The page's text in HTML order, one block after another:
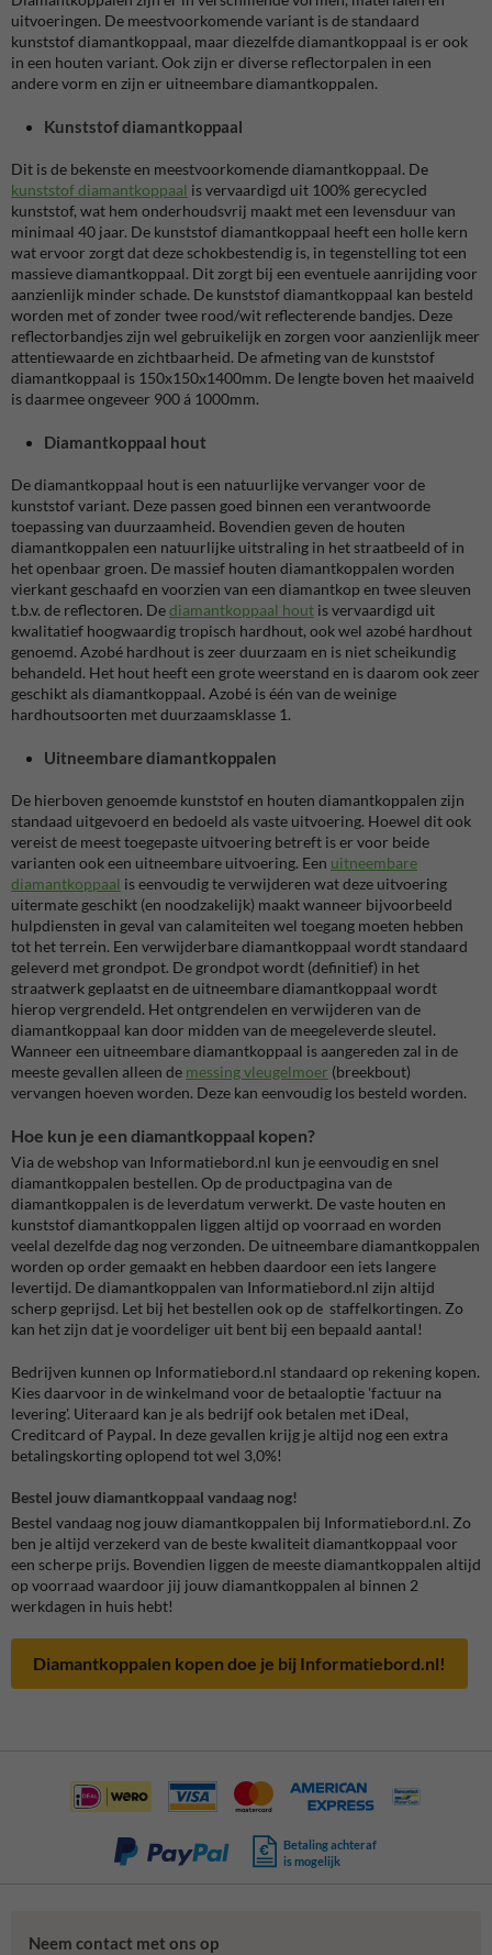
uitvoeringen. De meestvoorkomende variant is de standaard
kunststof diamantkoppaal, maar diezelfde diamantkoppaal is er ook
in een houten variant. Ook zijn er diverse reflectorpalen in een
andere vorm en zijn er uitneembare diamantkoppalen.
Kunststof diamantkoppaal
Dit is de bekenste en meestvoorkomende diamantkoppaal. De
kunststof diamantkoppaal is vervaardigd uit 100% gerecycled
kunststof, wat hem onderhoudsvrij maakt met een levensduur van
minimaal 40 jaar. De kunststof diamantkoppaal heeft een holle kern
wat ervoor zorgt dat deze schokbestendig is, in tegenstelling tot een
massieve diamantkoppaal. Dit zorgt bij een eventuele aanrijding voor
aanzienlijk minder schade. De kunststof diamantkoppaal kan besteld
worden met of zonder twee rood/wit reflecterende bandjes. Deze
reflectorbandjes zijn wel gebruikelijk en zorgen voor aanzienlijk meer
attentiewaarde en zichtbaarheid. De afmeting van de kunststof
diamantkoppaal is 150x150x1400mm. De lengte boven het maaiveld
is daarmee ongeveer 900 á 1000mm.
Diamantkoppaal hout
De diamantkoppaal hout is een natuurlijke vervanger voor de
kunststof variant. Deze passen goed binnen een verantwoorde
toepassing van duurzaamheid. Bovendien geven de houten
diamantkoppalen een natuurlijke uitstraling in het straatbeeld of in
het openbaar groen. De massief houten diamantkoppalen worden
vierkant geschaafd en voorzien van een diamantkop en twee sleuven
t.b.v. de reflectoren. Dediamantkoppaal hout is vervaardigd uit
kwalitatief hoogwaardig tropisch hardhout, ook wel azobé hardhout
genoemd. Azobé hardhout is zeer duurzaam en is niet scheikundig
behandeld. Het hout heeft een grote weerstand en is daarom ook zeer
geschikt als diamantkoppaal. Azobé is één van de weinige
hardhoutsoorten met duurzaamsklasse 1.
Uitneembare diamantkoppalen
De hierboven genoemde kunststof en houten diamantkoppalen zijn
standaad uitgevoerd en bedoeld als vaste uitvoering. Hoewel dit ook
vereist de meest toegepaste uitvoering betreft is er voor beide
varianten ook een uitneembare uitvoering. Een uitneembare
diamantkoppaal is eenvoudig te verwijderen wat deze uitvoering
uitermate geschikt (en noodzakelijk) maakt wanneer bijvoorbeeld
hulpdiensten in geval van calamiteiten wel toegang moeten hebben
tot het terrein. Een verwijderbare diamantkoppaal wordt standaard
geleverd met grondpot. De grondpot wordt (definitief) in het
straatwerk geplaatst en de uitneembare diamantkoppaal wordt
hierop vergrendeld. Het ontgrendelen en verwijderen van de
diamantkoppaal kan door midden van de meegeleverde sleutel.
Wanneer een uitneembare diamantkoppaal is aangereden zal in de
meeste gevallen alleen de messing vleugelmoer (breekbout)
vervangen hoeven worden. Deze kan eenvoudig los besteld worden.
Hoe kun je een diamantkoppaal kopen?
Via de webshop van Informatiebord.nl kun je eenvoudig en snel
diamantkoppalen bestellen. Op de productpagina van de
diamantkoppalen is de leverdatum verwerkt. De vaste houten en
kunststof diamantkoppalen liggen altijd op voorraad en worden
veelal dezelfde dag nog verzonden. De uitneembare diamantkoppalen
worden op order gemaakt en hebben daardoor een iets langere
levertijd. De diamantkoppalen van Informatiebord.nl zijn altijd
scherp geprijsd. Let bij het bestellen ook op de staffelkortingen. Zo
kan het zijn dat je voordeliger uit bent bij een bepaald aantal!
Bedrijven kunnen op Informatiebord.nl standaard op rekening kopen.
Kies daarvoor in de winkelmand voor de betaaloptie 'factuur na
levering'. Uiteraard kan je als bedrijf ook betalen met iDeal,
Creditcard of Paypal. In deze gevallen krijg je altijd nog een extra
betalingskorting oplopend tot wel 3,0%!
Bestel jouw diamantkoppaal vandaag nog!
Bestel vandaag nog jouw diamantkoppalen bij Informatiebord.nl. Zo
ben je altijd verzekerd van de beste kwaliteit diamantkoppaal voor
een scherpe prijs. Bovendien liggen de meeste diamantkoppalen altijd
op voorraad waardoor jij jouw diamantkoppalen al binnen 2
werkdagen in huis hebt!
Diamantkoppalen kopen doe je bij Informatiebord.nl!
Betaling achteraf
is mogelijk
Neem contact met ons op